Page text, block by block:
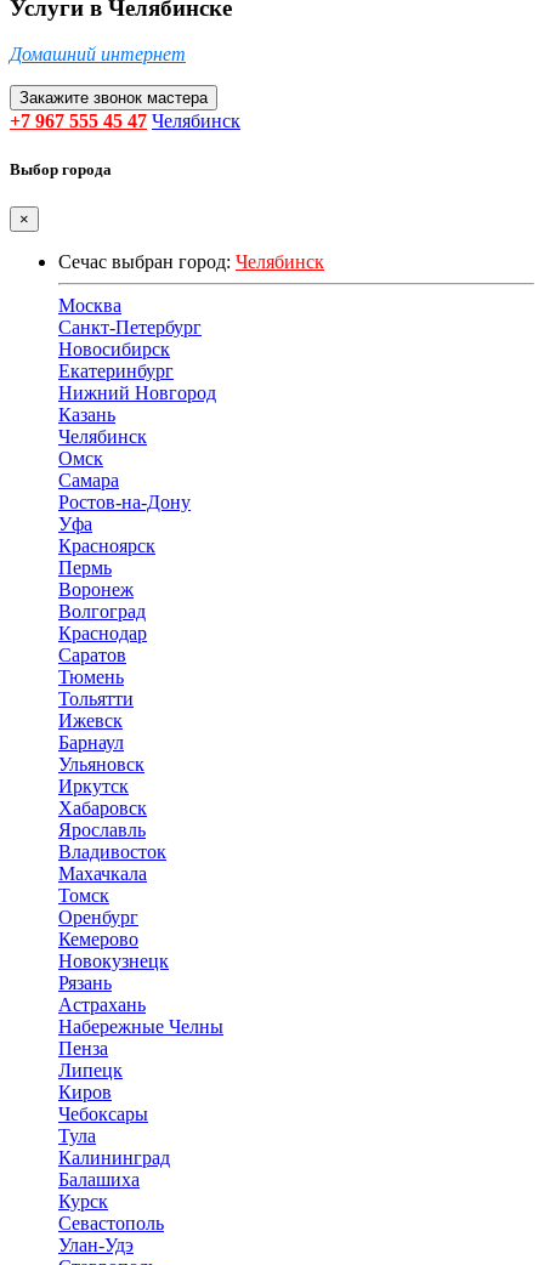
Услуги в Челябинске
Домашний интернет
Закажите звонок мастера
+7 967 555 45 47 Челябинск
Выбор города
×
Сечас выбран город: Челябинск
Москва
Санкт-Петербург
Новосибирск
Екатеринбург
Нижний Новгород
Казань
Челябинск
Омск
Самара
Ростов-на-Дону
Уфа
Красноярск
Пермь
Воронеж
Волгоград
Краснодар
Саратов
Тюмень
Тольятти
Ижевск
Барнаул
Ульяновск
Иркутск
Хабаровск
Ярославль
Владивосток
Махачкала
Томск
Оренбург
Кемерово
Новокузнецк
Рязань
Астрахань
Набережные Челны
Пенза
Липецк
Киров
Чебоксары
Тула
Калининград
Балашиха
Курск
Севастополь
Улан-Удэ